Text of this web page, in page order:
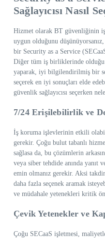
Sağlayıcısı Nasıl
Hizmet olarak BT güvenliğinin
uygun olduğunu
bir Security as a Service
Diğer tüm iş birliklerinde olduğu
yaparak, iyi bilgilendirilmiş bir
seçerek en iyi sonuçları elde
güvenlik sağlayıcısı seçerken
7/24 Erişilebilirlik ve
İş koruma işlevlerinin etkili
gerekir. Çoğu bulut tabanlı
sağlasa da, bu çözümlerin
veya siber tehdide anında yanıt
emin olmanız gerekir. Aksi
daha fazla seçenek aramak
ve müdahale yetenekleri kritik
Çevik Yetenekler ve
Çoğu SECaaS işletmesi,